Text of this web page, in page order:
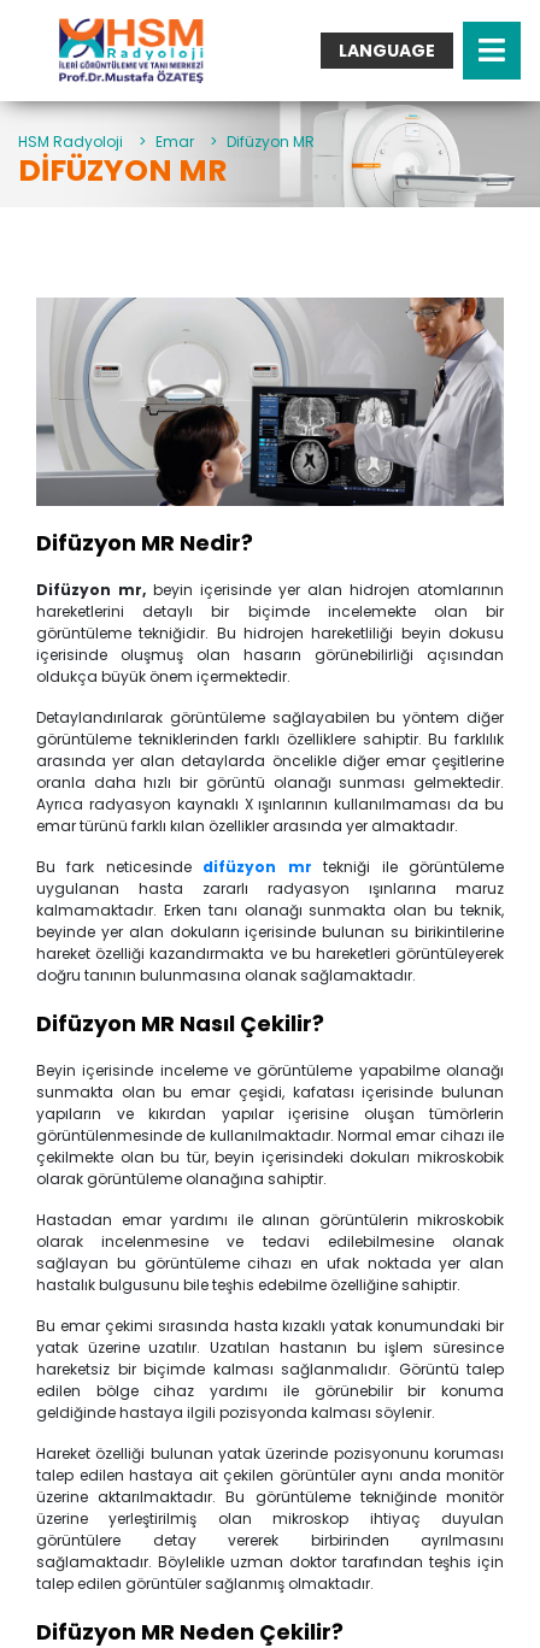
LANGUAGE
Turkish
English
Arabic
German
Spanish
Bulgarian
HSM Radyoloji > Emar > Difüzyon MR
DIFÜZYON MR
Difüzyon MR Nedir?
Difüzyon mr, beyin içerisinde yer alan hidrojen atomlarının
hareketlerini detaylı bir biçimde incelemekte olan bir
görüntüleme tekniğidir. Bu hidrojen hareketliliği beyin dokusu
içerisinde oluşmuş olan hasarın görünebilirliği açısından
oldukça büyük önem içermektedir.
Detaylandırılarak görüntüleme sağlayabilen bu yöntem diğer
görüntüleme tekniklerinden farklı özelliklere sahiptir. Bu farklılık
arasında yer alan detaylarda öncelikle diğer emar çeşitlerine
oranla daha hızlı bir görüntü olanağı sunması gelmektedir.
Ayrıca radyasyon kaynaklı X ışınlarının kullanılmaması da bu
emar türünü farklı kılan özellikler arasında yer almaktadır.
Bu fark neticesinde difüzyon mr tekniği ile görüntüleme
uygulanan hasta zararlı radyasyon ışınlarına maruz
kalmamaktadır. Erken tanı olanağı sunmakta olan bu teknik,
beyinde yer alan dokuların içerisinde bulunan su birikintilerine
hareket özelliği kazandırmakta ve bu hareketleri görüntüleyerek
doğru tanının bulunmasına olanak sağlamaktadır.
Difüzyon MR Nasıl Çekilir?
Beyin içerisinde inceleme ve görüntüleme yapabilme olanağı
sunmakta olan bu emar çeşidi, kafatası içerisinde bulunan
yapıların ve kıkırdan yapılar içerisine oluşan tümörlerin
görüntülenmesinde de kullanılmaktadır. Normal emar cihazı ile
çekilmekte olan bu tür, beyin içerisindeki dokuları mikroskobik
olarak görüntüleme olanağına sahiptir.
Hastadan emar yardımı ile alınan görüntülerin mikroskobik
olarak incelenmesine ve tedavi edilebilmesine olanak
sağlayan bu görüntüleme cihazı en ufak noktada yer alan
hastalık bulgusunu bile teşhis edebilme özelliğine sahiptir.
Bu emar çekimi sırasında hasta kızaklı yatak konumundaki bir
yatak üzerine uzatılır. Uzatılan hastanın bu işlem süresince
hareketsiz bir biçimde kalması sağlanmalıdır. Görüntü talep
edilen bölge cihaz yardımı ile görünebilir bir konuma
geldiğinde hastaya ilgili pozisyonda kalması söylenir.
Hareket özelliği bulunan yatak üzerinde pozisyonunu koruması
talep edilen hastaya ait çekilen görüntüler aynı anda monitör
üzerine aktarılmaktadır. Bu görüntüleme tekniğinde monitör
üzerine yerleştirilmiş olan mikroskop ihtiyaç duyulan
görüntülere detay vererek birbirinden ayrılmasını
sağlamaktadır. Böylelikle uzman doktor tarafından teşhis için
talep edilen görüntüler sağlanmış olmaktadır.
Difüzyon MR Neden Çekilir?